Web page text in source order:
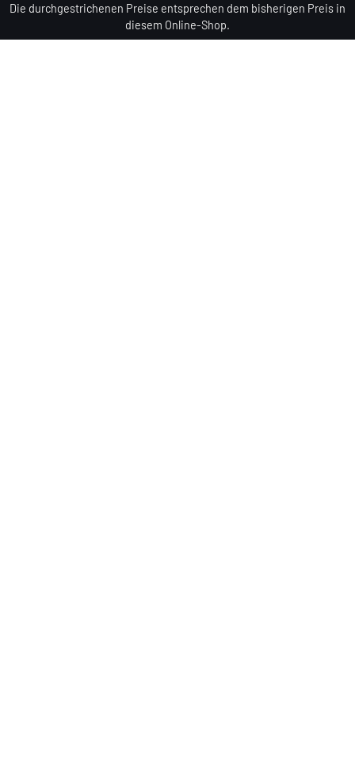
Die durchgestrichenen Preise entsprechen dem bisherigen Preis in
diesem Online-Shop.